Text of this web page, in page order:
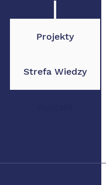
Projekty
Strefa Wiedzy